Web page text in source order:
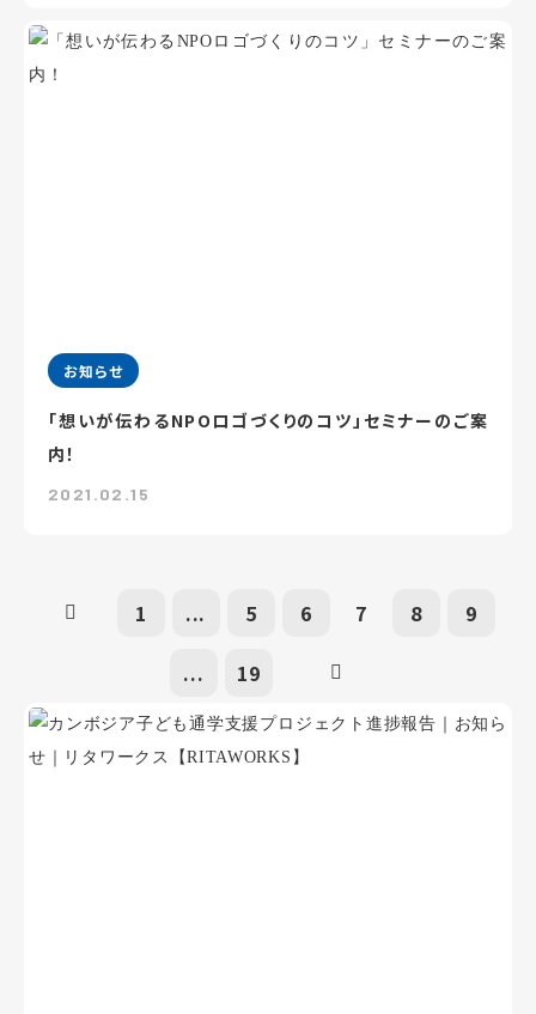
お知らせ
「想いが伝わるNPOロゴづくりのコツ」セミナーのご案
内！
2021.02.15
1 ... 5 6 7 8 9
... 19